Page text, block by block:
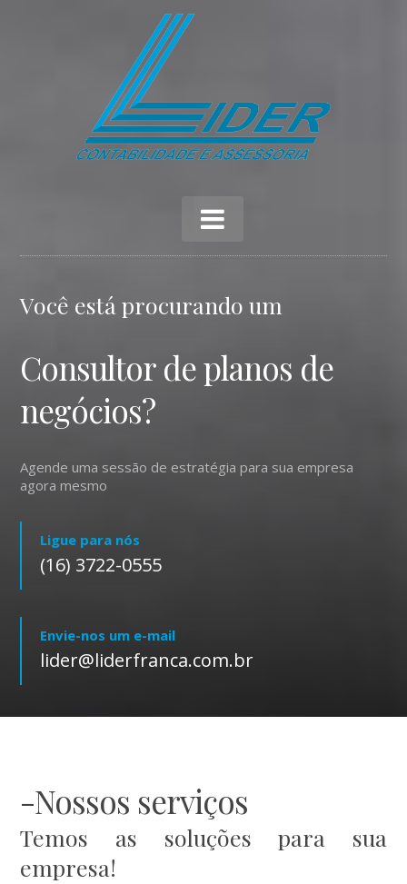
Você está procurando um
Consultor de planos de
negócios?
Agende uma sessão de estratégia para sua empresa
agora mesmo
Ligue para nós
(16) 3722-0555
Envie-nos um e-mail
lider@liderfranca.com.br
-Nossos serviços
Temos as soluções para sua
empresa!